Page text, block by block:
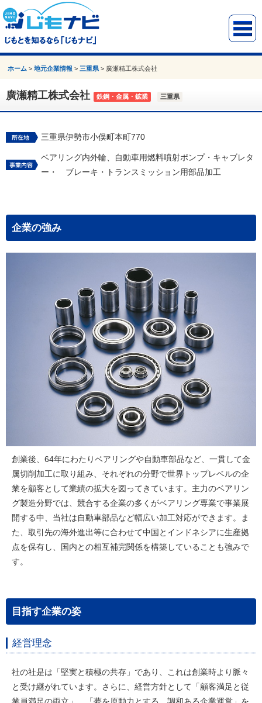
ホーム >地元企業情報 > 三重県 > 廣瀬精工株式会社
廣瀬精工株式会社 鉄鋼・金属・鉱業 三重県
三重県伊勢市小俣町本町770
ベアリング内外輪、自動車用燃料噴射ポンプ・キャブレタ
ー・ ブレーキ・トランスミッション用部品加工
企業の強み
創業後、64年にわたりベアリングや自動車部品など、一貫して金
属切削加工に取り組み、それぞれの分野で世界トップレベルの企
業を顧客として業績の拡大を図ってきています。主力のベアリン
グ製造分野では、競合する企業の多くがベアリング専業で事業展
開する中、当社は自動車部品など幅広い加工対応ができます。ま
た、取引先の海外進出等に合わせて中国とインドネシアに生産拠
点を保有し、国内との相互補完関係を構築していることも強みで
す。
目指す企業の姿
経営理念
社の社是は「堅実と積極の共存」であり、これは創業時より脈々
と受け継がれています。さらに、経営方針として「顧客満足と従